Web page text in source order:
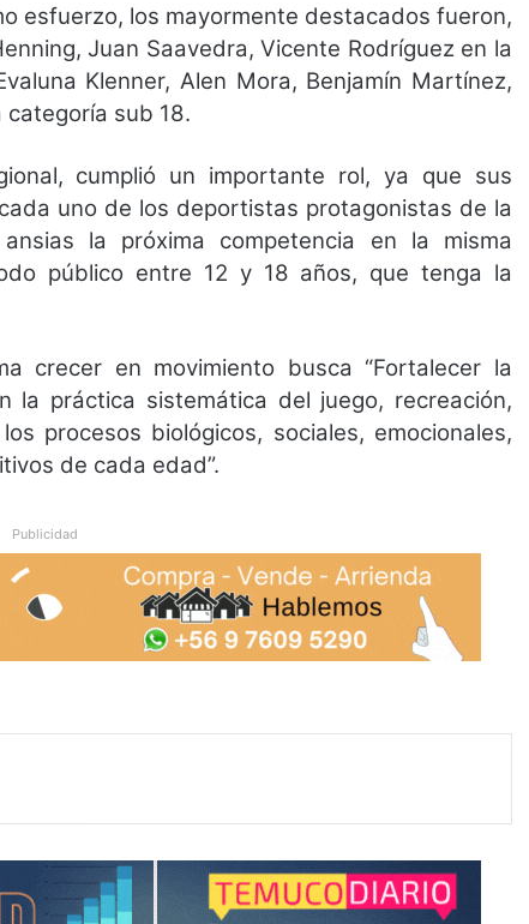
esfuerzo, los mayormente destacados fueron,
Juan Saavedra, Vicente Rodríguez en la
Klenner, Alen Mora, Benjamín Martínez,
categoría sub 18.
cumplió un importante rol, ya que sus
uno de los deportistas protagonistas de la
la próxima competencia en la misma
público entre 12 y 18 años, que tenga la
crecer en movimiento busca “Fortalecer la
la práctica sistemática del juego, recreación,
procesos biológicos, sociales, emocionales,
de cada edad”.
Publicidad